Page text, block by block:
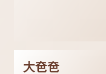
大夿夿